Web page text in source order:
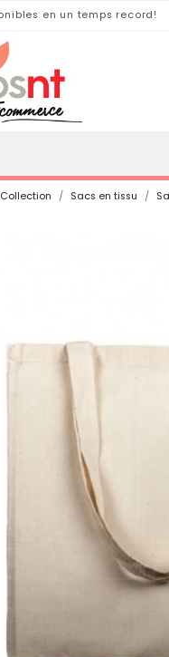
en un temps record!
Collection Sacs en tissu